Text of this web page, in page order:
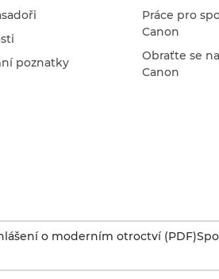
poznatky
Práce pro
Canon
Obraťte se
Canon
o moderním otroctví (PDF)